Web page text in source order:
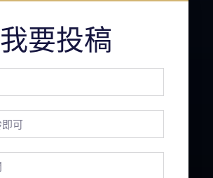
我要投稿